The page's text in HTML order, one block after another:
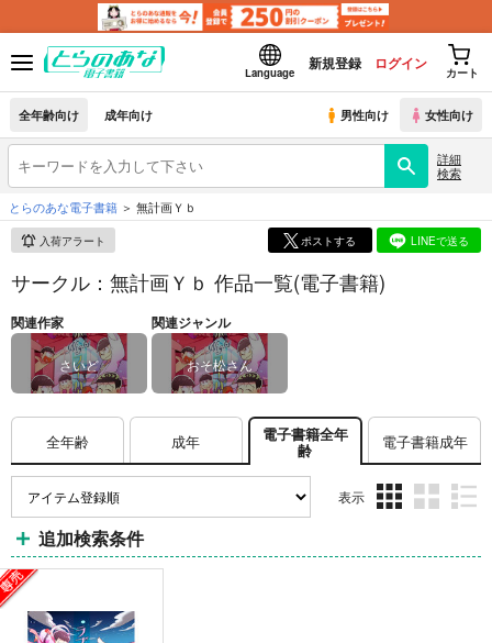
Language
新規登録 ログイン
カート
全年齢向け 成年向け 男性向け 女性向け
詳細
検索
とらのあな電子書籍
無計画Ｙｂ
入荷アラート ポストする LINEで送る
サークル：無計画Ｙｂ 作品一覧(電子書籍)
関連作家
さいど
関連ジャンル
おそ松さん
全年齢 成年 電子書籍全年
齢 電子書籍成年
表示
ム
ム
ム
追加検索条件